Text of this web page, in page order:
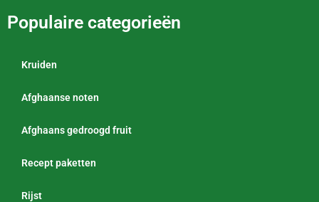
Populaire categorieën
Kruiden
Afghaanse noten
Afghaans gedroogd fruit
Recept paketten
Rijst